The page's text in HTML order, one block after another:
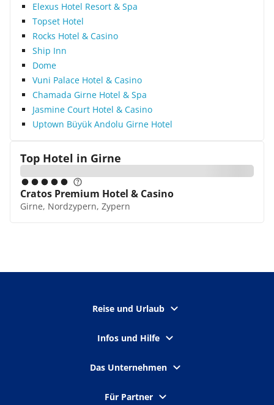
Elexus Hotel Resort & Spa
Topset Hotel
Rocks Hotel & Casino
Ship Inn
Dome
Vuni Palace Hotel & Casino
Chamada Girne Hotel & Spa
Jasmine Court Hotel & Casino
Uptown Büyük Andolu Girne Hotel
Top Hotel in Girne
Cratos Premium Hotel & Casino
Girne, Nordzypern, Zypern
Reise und Urlaub
Infos und Hilfe
Das Unternehmen
Für Partner